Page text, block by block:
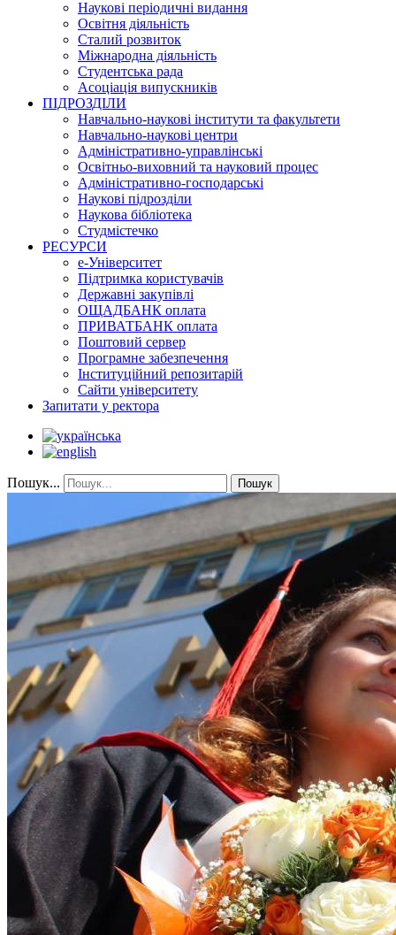
Наукові періодичні видання
Освітня діяльність
Сталий розвиток
Міжнародна діяльність
Студентська рада
Асоціація випускників
ПІДРОЗДІЛИ
Навчально-наукові інститути та факультети
Навчально-наукові центри
Адміністративно-управлінські
Освітньо-виховний та науковий процес
Адміністративно-господарські
Наукові підрозділи
Наукова бібліотека
Студмістечко
РЕСУРСИ
е-Університет
Підтримка користувачів
Державні закупівлі
ОЩАДБАНК оплата
ПРИВАТБАНК оплата
Поштовий сервер
Програмне забезпечення
Інституційний репозитарій
Сайти університету
Запитати у ректора
Пошук... Пошук